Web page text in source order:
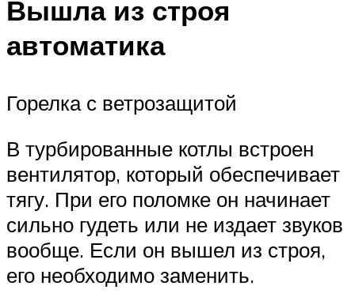
Вышла из строя
автоматика
Горелка с ветрозащитой
В турбированные котлы встроен
вентилятор, который обеспечивает
тягу. При его поломке он начинает
сильно гудеть или не издает звуков
вообще. Если он вышел из строя,
его необходимо заменить.